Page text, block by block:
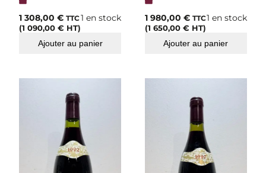
1 308,00€ TTC
(1 090,00€ HT)
1 en stock
Ajouter au panier
1 980,00 € TTC
(1 650,00 €HT)
1 en stock
Ajouter au panier